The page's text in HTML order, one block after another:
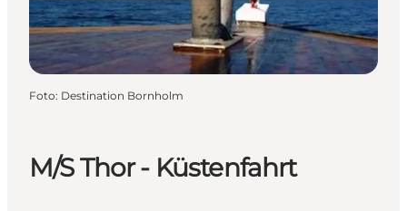
M/S Thor - Küstenfahrt
Foto: Destination Bornholm